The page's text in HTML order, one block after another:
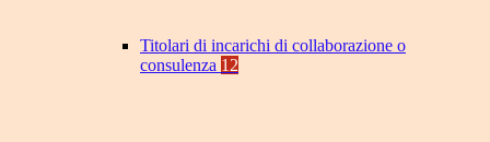
Titolari di incarichi di collaborazione o
consulenza 12